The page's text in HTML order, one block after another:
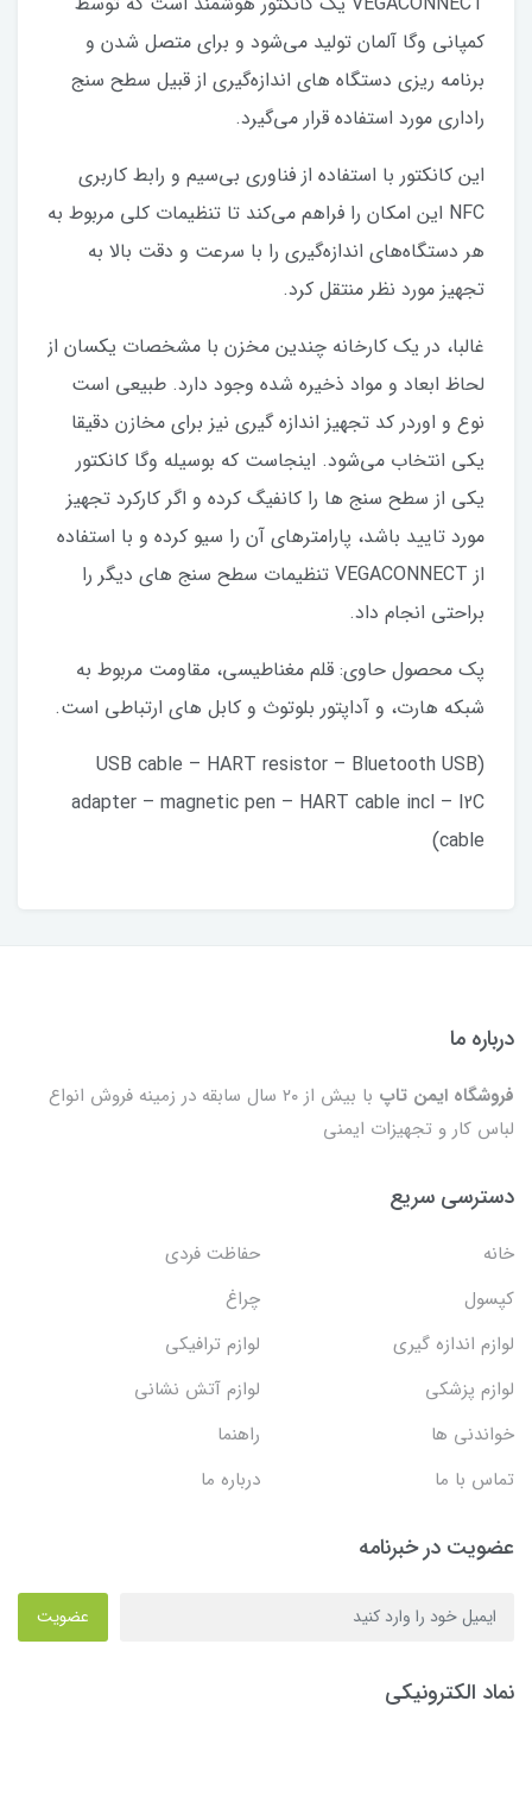
کمپانی وگا آلمان تولید می‌شود و برای متصل شدن و
برنامه‌ ریزی دستگاه‌ های اندازه‌گیری از قبیل سطح سنج
راداری مورد استفاده قرار می‌گیرد.
این کانکتور با استفاده از فناوری بی‌سیم و رابط کاربری
NFC این امکان را فراهم می‌کند تا تنظیمات کلی مربوط به
هر دستگاه‌های اندازه‌گیری را با سرعت و دقت بالا به
تجهیز مورد نظر منتقل کرد.
غالبا، در یک کارخانه چندین مخزن با مشخصات یکسان از
لحاظ ابعاد و مواد ذخیره شده وجود دارد. طبیعی است
نوع و اوردر کد تجهیز اندازه گیری نیز برای مخازن دقیقا
یکی انتخاب می‌شود. اینجاست که بوسیله وگا کانکتور
یکی از سطح سنج ها را کانفیگ کرده و اگر کارکرد تجهیز
مورد تایید باشد، پارامترهای آن را سیو کرده و با استفاده
از VEGACONNECT تنظیمات سطح سنج های دیگر را
براحتی انجام داد.
پک محصول حاوی: قلم مغناطیسی، مقاومت مربوط به
شبکه هارت، و آداپتور بلوتوث و کابل های ارتباطی است.
(USB cable – HART resistor – Bluetooth USB
adapter – magnetic pen – HART cable incl – I2C
cable)
درباره ما
فروشگاه ایمن تاپ
با بیش از ۲۰ سال سابقه در زمینه فروش انواع
لباس کار و تجهیزات ایمنی
دسترسی سریع
خانه
حفاظت فردی
کپسول
چراغ
لوازم اندازه گیری
لوازم ترافیکی
لوازم پزشکی
لوازم آتش نشانی
خواندنی ها
راهنما
تماس با ما
درباره ما
عضویت در خبرنامه
عضویت
نماد الکترونیکی